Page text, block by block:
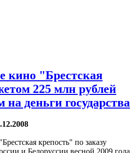
кино "Брестская
225 млн рублей
деньги государства
крепость" по заказу
и Белоруссии весной 2009 года